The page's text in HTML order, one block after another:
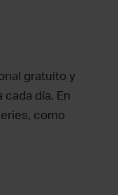
gratuito y
cada día. En
como